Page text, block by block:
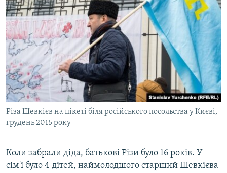
Різа Шевкієв на пікеті біля російського посольства у Києві,
грудень 2015 року
Коли забрали діда, батькові Різи було 16 років. У
сім'ї було 4 дітей, наймолодшого старший Шевкієва